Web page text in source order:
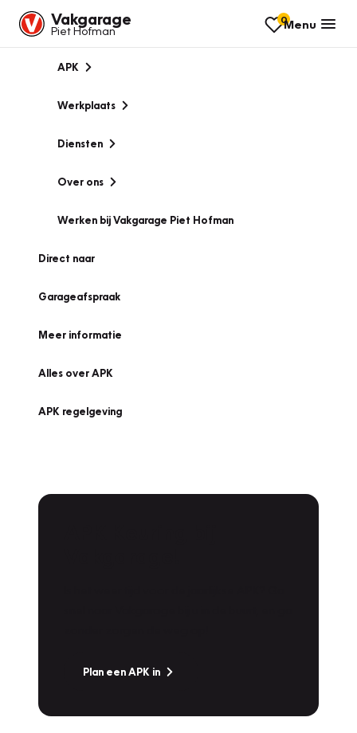
Vakgarage
Piet Hofman
0Menu
APK
Werkplaats
Diensten
Over ons
Werken bij Vakgarage Piet Hofman
Direct naar
Garageafspraak
Meer informatie
Alles over APK
APK regelgeving
Plan een APK in